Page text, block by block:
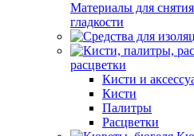
Материалы для
гладкости
расцветки
Кисти и
Кисти
Палитры
Расцветки